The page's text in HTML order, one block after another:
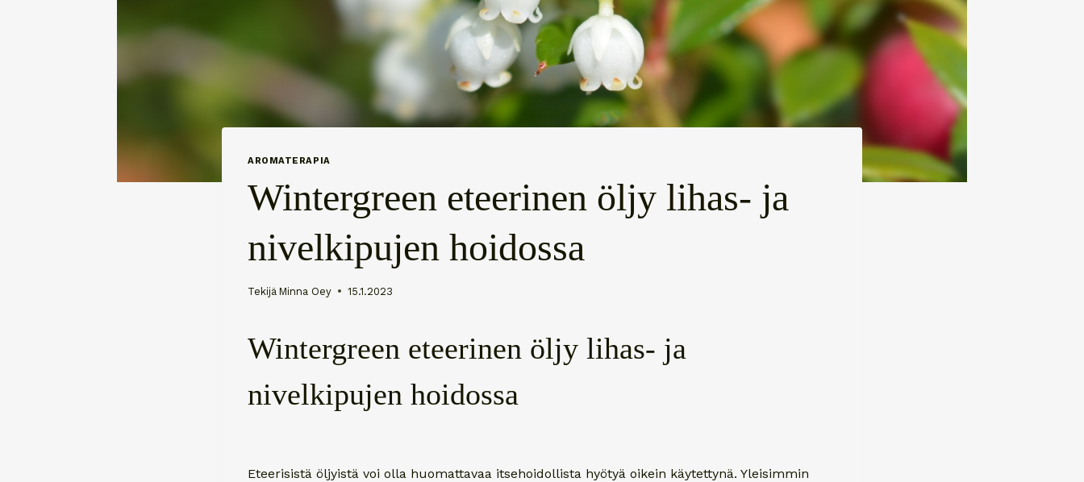
AROMATERAPIA
Wintergreen eteerinen öljy lihas- ja
nivelkipujen hoidossa
Tekijä Minna Oey 15.1.2023
Wintergreen eteerinen öljy lihas- ja
nivelkipujen hoidossa
Eteerisistä öljyistä voi olla huomattavaa itsehoidollista hyötyä oikein käytettynä. Yleisimmin